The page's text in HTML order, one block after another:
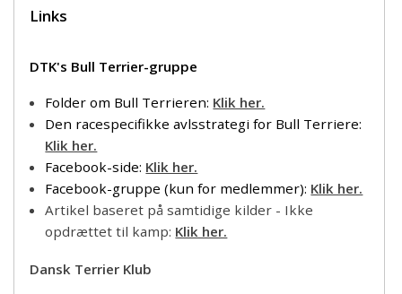
Links
DTK's Bull Terrier-gruppe
Folder om Bull Terrieren: Klik her.
Den racespecifikke avlsstrategi for Bull Terriere:
Klik her.
Facebook-side: Klik her.
Facebook-gruppe (kun for medlemmer): Klik her.
Artikel baseret på samtidige kilder - Ikke
opdrættet til kamp: Klik her.
Dansk Terrier Klub